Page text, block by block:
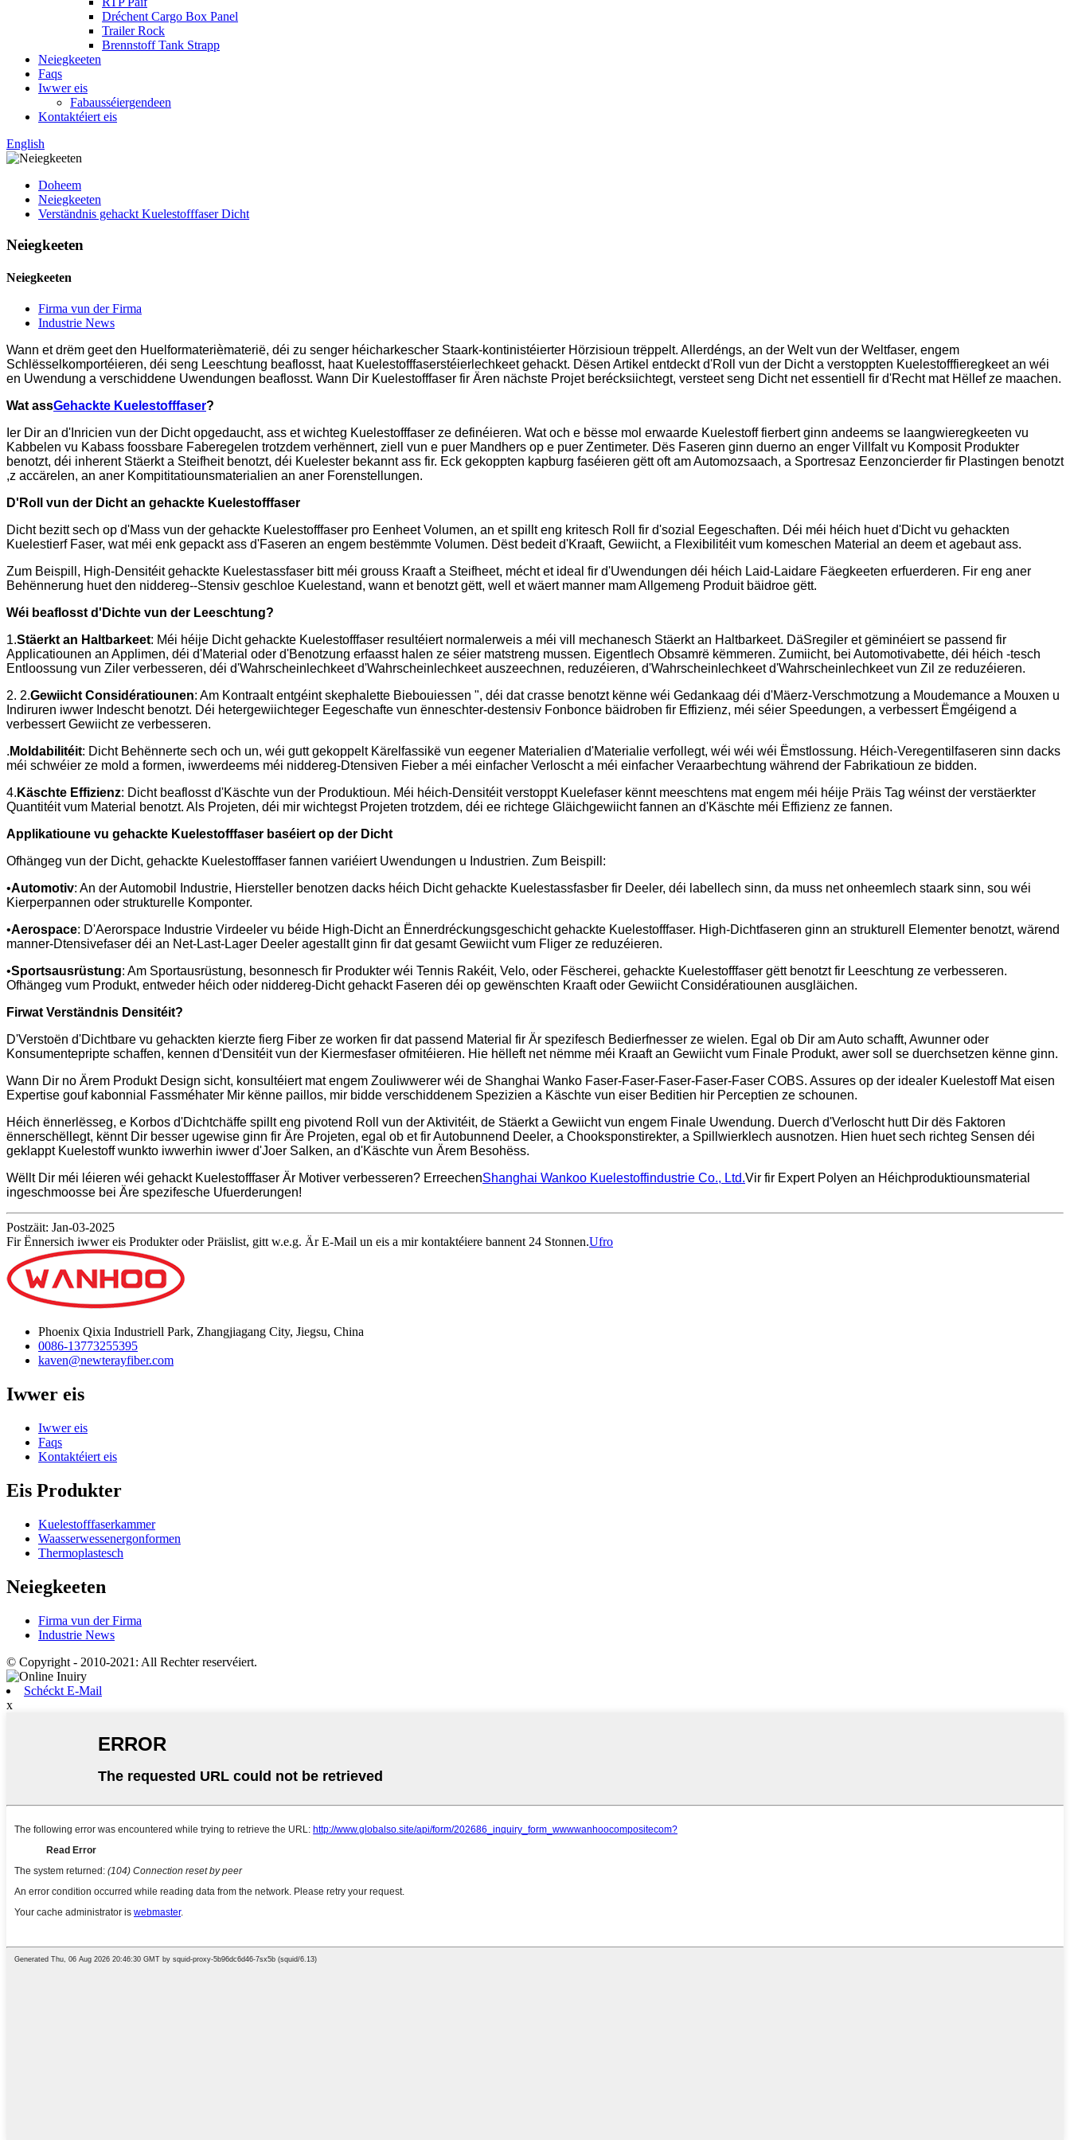
Dréchent Cargo Box Panel
Trailer Rock
Brennstoff Tank Strapp
Neiegkeeten
Faqs
Iwwer eis
Fabausséiergendeen
Kontaktéiert eis
English
Doheem
Neiegkeeten
Verständnis gehackt Kuelestofffaser Dicht
Neiegkeeten
Neiegkeeten
Firma vun der Firma
Industrie News
Wann et drëm geet den Huelformaterièmaterië, déi zu senger héicharkescher Staark-kontinistéierter Hörzisioun trëppelt. Allerdéngs, an der Welt vun der Weltfaser, engem
Schlësselkomportéieren, déi seng Leeschtung beaflosst, haat Kuelestofffaserstéierlechkeet gehackt. Dësen Artikel entdeckt d'Roll vun der Dicht a verstoppten Kuelestofffieregkeet an wéi
en Uwendung a verschiddene Uwendungen beaflosst. Wann Dir Kuelestofffaser fir Ären nächste Projet berécksiichtegt, versteet seng Dicht net essentiell fir d'Recht mat Hëllef ze maachen.
Wat assGehackte Kuelestofffaser?
Ier Dir an d'Inricien vun der Dicht opgedaucht, ass et wichteg Kuelestofffaser ze definéieren. Wat och e bësse mol erwaarde Kuelestoff fierbert ginn andeems se laangwieregkeeten vu
Kabbelen vu Kabass foossbare Faberegelen trotzdem verhënnert, ziell vun e puer Mandhers op e puer Zentimeter. Dës Faseren ginn duerno an enger Villfalt vu Komposit Produkter
benotzt, déi inherent Stäerkt a Steifheit benotzt, déi Kuelester bekannt ass fir. Eck gekoppten kapburg faséieren gëtt oft am Automozsaach, a Sportresaz Eenzoncierder fir Plastingen benotzt
,z accärelen, an aner Kompititatiounsmaterialien an aner Forenstellungen.
D'Roll vun der Dicht an gehackte Kuelestofffaser
Dicht bezitt sech op d'Mass vun der gehackte Kuelestofffaser pro Eenheet Volumen, an et spillt eng kritesch Roll fir d'sozial Eegeschaften. Déi méi héich huet d'Dicht vu gehackten
Kuelestierf Faser, wat méi enk gepackt ass d'Faseren an engem bestëmmte Volumen. Dëst bedeit d'Kraaft, Gewiicht, a Flexibilitéit vum komeschen Material an deem et agebaut ass.
Zum Beispill, High-Densitéit gehackte Kuelestassfaser bitt méi grouss Kraaft a Steifheet, mécht et ideal fir d'Uwendungen déi héich Laid-Laidare Fäegkeeten erfuerderen. Fir eng aner
Behënnerung huet den niddereg--Stensiv geschloe Kuelestand, wann et benotzt gëtt, well et wäert manner mam Allgemeng Produit bäidroe gëtt.
Wéi beaflosst d'Dichte vun der Leeschtung?
1.Stäerkt an Haltbarkeet: Méi héije Dicht gehackte Kuelestofffaser resultéiert normalerweis a méi vill mechanesch Stäerkt an Haltbarkeet. DäSregiler et gëminéiert se passend fir
Applicatiounen an Applimen, déi d'Material oder d'Benotzung erfaasst halen ze séier matstreng mussen. Eigentlech Obsamrë këmmeren. Zumiicht, bei Automotivabette, déi héich -tesch
Entloossung vun Ziler verbesseren, déi d'Wahrscheinlechkeet d'Wahrscheinlechkeet auszeechnen, reduzéieren, d'Wahrscheinlechkeet d'Wahrscheinlechkeet vun Zil ze reduzéieren.
2. 2.Gewiicht Considératiounen: Am Kontraalt entgéint skephalette Biebouiessen ", déi dat crasse benotzt kënne wéi Gedankaag déi d'Mäerz-Verschmotzung a Moudemance a Mouxen u
Indiruren iwwer Indescht benotzt. Déi hetergewiichteger Eegeschafte vun ënneschter-destensiv Fonbonce bäidroben fir Effizienz, méi séier Speedungen, a verbessert Ëmgéigend a
verbessert Gewiicht ze verbesseren.
. Moldabilitéit: Dicht Behënnerte sech och un, wéi gutt gekoppelt Kärelfassikë vun eegener Materialien d'Materialie verfollegt, wéi wéi wéi Ëmstlossung. Héich-Veregentilfaseren sinn dacks
méi schwéier ze mold a formen, iwwerdeems méi niddereg-Dtensiven Fieber a méi einfacher Verloscht a méi einfacher Veraarbechtung während der Fabrikatioun ze bidden.
4. Käschte Effizienz: Dicht beaflosst d'Käschte vun der Produktioun. Méi héich-Densitéit verstoppt Kuelefaser kënnt meeschtens mat engem méi héije Präis Tag wéinst der verstäerkter
Quantitéit vum Material benotzt. Als Projeten, déi mir wichtegst Projeten trotzdem, déi ee richtege Gläichgewiicht fannen an d'Käschte méi Effizienz ze fannen.
Applikatioune vu gehackte Kuelestofffaser baséiert op der Dicht
Ofhängeg vun der Dicht, gehackte Kuelestofffaser fannen variéiert Uwendungen u Industrien. Zum Beispill:
•Automotiv: An der Automobil Industrie, Hiersteller benotzen dacks héich Dicht gehackte Kuelestassfasber fir Deeler, déi labellech sinn, da muss net onheemlech staark sinn, sou wéi
Kierperpannen oder strukturelle Komponter.
•Aerospace: D'Aerorspace Industrie Virdeeler vu béide High-Dicht an Ënnerdréckungsgeschicht gehackte Kuelestofffaser. High-Dichtfaseren ginn an strukturell Elementer benotzt, wärend
manner-Dtensivefaser déi an Net-Last-Lager Deeler agestallt ginn fir dat gesamt Gewiicht vum Fliger ze reduzéieren.
•Sportsausrüstung: Am Sportausrüstung, besonnesch fir Produkter wéi Tennis Rakéit, Velo, oder Fëscherei, gehackte Kuelestofffaser gëtt benotzt fir Leeschtung ze verbesseren.
Ofhängeg vum Produkt, entweder héich oder niddereg-Dicht gehackt Faseren déi op gewënschten Kraaft oder Gewiicht Considératiounen ausgläichen.
Firwat Verständnis Densitéit?
D'Verstoën d'Dichtbare vu gehackten kierzte fierg Fiber ze worken fir dat passend Material fir Är spezifesch Bedierfnesser ze wielen. Egal ob Dir am Auto schafft, Awunner oder
Konsumentepripte schaffen, kennen d'Densitéit vun der Kiermesfaser ofmitéieren. Hie hëlleft net nëmme méi Kraaft an Gewiicht vum Finale Produkt, awer soll se duerchsetzen kënne ginn.
Wann Dir no Ärem Produkt Design sicht, konsultéiert mat engem Zouliwwerer wéi de Shanghai Wanko Faser-Faser-Faser-Faser-Faser COBS. Assures op der idealer Kuelestoff Mat eisen
Expertise gouf kabonnial Fassméhater Mir kënne paillos, mir bidde verschiddenem Spezizien a Käschte vun eiser Beditien hir Perceptien ze schounen.
Héich ënnerlësseg, e Korbos d'Dichtchäffe spillt eng pivotend Roll vun der Aktivitéit, de Stäerkt a Gewiicht vun engem Finale Uwendung. Duerch d'Verloscht hutt Dir dës Faktoren
ënnerschëllegt, kënnt Dir besser ugewise ginn fir Äre Projeten, egal ob et fir Autobunnend Deeler, a Chooksponstirekter, a Spillwierklech ausnotzen. Hien huet sech richteg Sensen déi
geklappt Kuelestoff wunkto iwwerhin iwwer d'Joer Salken, an d'Käschte vun Ärem Besohëss.
Wëllt Dir méi léieren wéi gehackt Kuelestofffaser Är Motiver verbesseren? ErreechenShanghai Wankoo Kuelestoffindustrie Co., Ltd.Vir fir Expert Polyen an Héichproduktiounsmaterial
ingeschmoosse bei Äre spezifesche Ufuerderungen!
Postzäit: Jan-03-2025
Fir Ënnersich iwwer eis Produkter oder Präislist, gitt w.e.g. Är E-Mail un eis a mir kontaktéiere bannent 24 Stonnen.Ufro
Phoenix Qixia Industriell Park, Zhangjiagang City, Jiegsu, China
0086-13773255395
kaven@newterayfiber.com
Iwwer eis
Iwwer eis
Faqs
Kontaktéiert eis
Eis Produkter
Kuelestofffaserkammer
Waasserwessenergonformen
Thermoplastesch
Neiegkeeten
Firma vun der Firma
Industrie News
© Copyright - 2010-2021: All Rechter reservéiert.
Schéckt E-Mail
x